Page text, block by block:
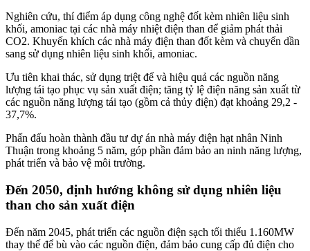
Nghiên cứu, thí điểm áp dụng công nghệ đốt kèm nhiên liệu sinh
khối, amoniac tại các nhà máy nhiệt điện than để giảm phát thải
CO2. Khuyến khích các nhà máy điện than đốt kèm và chuyển dần
sang sử dụng nhiên liệu sinh khối, amoniac.
Ưu tiên khai thác, sử dụng triệt để và hiệu quả các nguồn năng
lượng tái tạo phục vụ sản xuất điện; tăng tỷ lệ điện năng sản xuất từ
các nguồn năng lượng tái tạo (gồm cả thủy điện) đạt khoảng 29,2 -
37,7%.
Phấn đấu hoàn thành đầu tư dự án nhà máy điện hạt nhân Ninh
Thuận trong khoảng 5 năm, góp phần đảm bảo an ninh năng lượng,
phát triển và bảo vệ môi trường.
Đến 2050, định hướng không sử dụng nhiên liệu
than cho sản xuất điện
Đến năm 2045, phát triển các nguồn điện sạch tối thiểu 1.160MW
thay thế để bù vào các nguồn điện, đảm bảo cung cấp đủ điện cho